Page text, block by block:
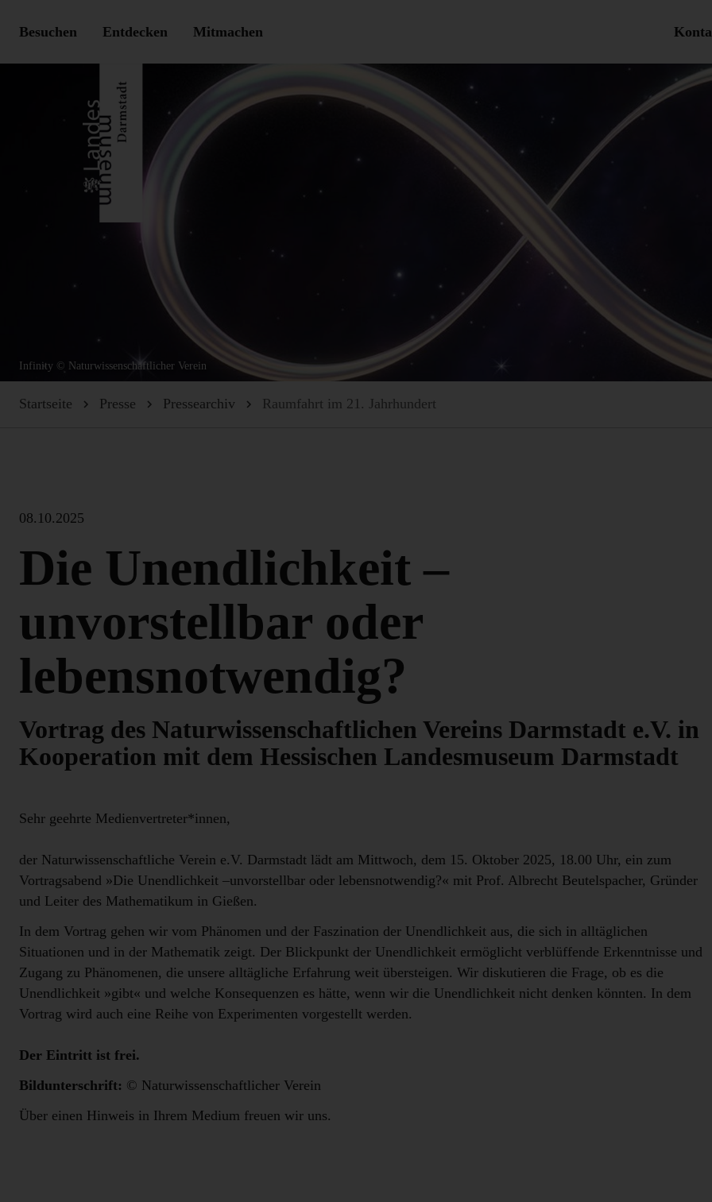
Besuchen Entdecken Mitmachen
Infinity © Naturwissenschaftlicher Verein
Startseite Presse Pressearchiv Raumfahrt im 21. Jahrhundert
08.10.2025
Die Unendlichkeit –
unvorstellbar oder
lebensnotwendig?
Vortrag des Naturwissenschaftlichen Vereins Darmstadt e.V. in
Kooperation mit dem Hessischen Landesmuseum Darmstadt
Sehr geehrte Medienvertreter*innen,
der Naturwissenschaftliche Verein e.V. Darmstadt lädt am Mittwoch, dem 15. Oktober 2025, 18.00 Uhr, ein zum
Vortragsabend »Die Unendlichkeit –unvorstellbar oder lebensnotwendig?« mit Prof. Albrecht Beutelspacher, Gründer
und Leiter des Mathematikum in Gießen.
In dem Vortrag gehen wir vom Phänomen und der Faszination der Unendlichkeit aus, die sich in alltäglichen
Situationen und in der Mathematik zeigt. Der Blickpunkt der Unendlichkeit ermöglicht verblüffende Erkenntnisse und
Zugang zu Phänomenen, die unsere alltägliche Erfahrung weit übersteigen. Wir diskutieren die Frage, ob es die
Unendlichkeit »gibt« und welche Konsequenzen es hätte, wenn wir die Unendlichkeit nicht denken könnten. In dem
Vortrag wird auch eine Reihe von Experimenten vorgestellt werden.
Der Eintritt ist frei.
Bildunterschrift: © Naturwissenschaftlicher Verein
Über einen Hinweis in Ihrem Medium freuen wir uns.